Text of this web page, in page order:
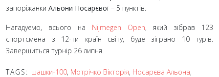
запоріжанки Альони Носарєвої – 5 пунктів.
Нагадуємо, всього на Nijmegen Open, який зібрав 123
спортсмена з 12-ти країн світу, буде зіграно 10 турів.
Завершиться турнір 26 липня.
TAGS: шашки-100, Мотрічко Вікторія, Носарєва Альона,